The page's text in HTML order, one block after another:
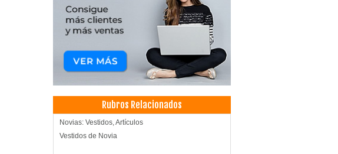
Rubros Relacionados
Novias: Vestidos, Artículos
Vestidos de Novia